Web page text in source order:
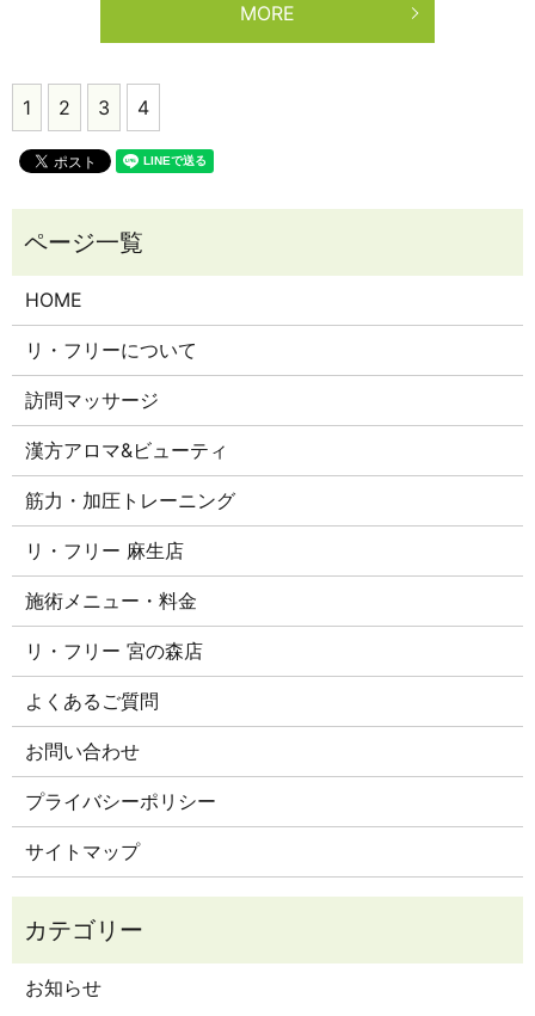
MORE
1 2 3 4
HOME
リ・フリーについて
訪問マッサージ
漢方アロマ&ビューティ
筋力・加圧トレーニング
リ・フリー 麻生店
施術メニュー・料金
リ・フリー 宮の森店
よくあるご質問
お問い合わせ
プライバシーポリシー
サイトマップ
お知らせ